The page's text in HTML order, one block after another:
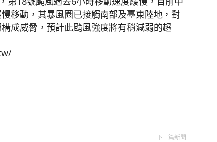
移動，其暴風圈已接觸南部及臺東陸地，對
成威脅，預計此颱風強度將有稍減弱的趨
下一篇新聞